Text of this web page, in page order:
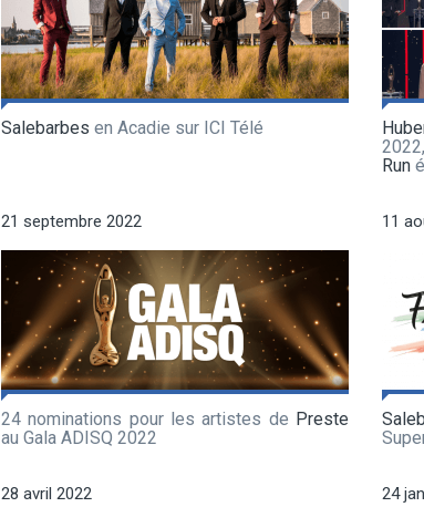
Salebarbes en Acadie sur ICI Télé
2022,
Run
21 septembre 2022
24 nominations pour les artistes de Preste
au Gala ADISQ 2022
11
28 avril 2022 24